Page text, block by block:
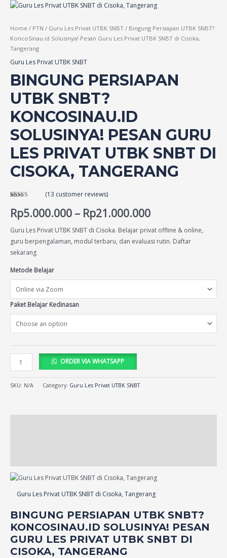
Home / PTN / Guru Les Privat UTBK SNBT / Bingung Persiapan UTBK SNBT?
KoncoSinau.id Solusinya! Pesan Guru Les Privat UTBK SNBT di Cisoka,
Tangerang
Guru Les Privat UTBK SNBT
BINGUNG PERSIAPAN
UTBK SNBT?
KONCOSINAU.ID
SOLUSINYA! PESAN GURU
LES PRIVAT UTBK SNBT DI
CISOKA, TANGERANG
out of 5
based on
customer
ratings
(13 customer reviews)
Rp5.000.000 – Rp21.000.000
Guru Les Privat UTBK SNBT di Cisoka. Belajar privat offline & online,
guru berpengalaman, modul terbaru, dan evaluasi rutin. Daftar
sekarang
Metode Belajar
Paket Belajar Kedinasan
ORDER VIA WHATSAPP
SKU: N/A Category: Guru Les Privat UTBK SNBT
Guru Les Privat UTBK SNBT di Cisoka, Tangerang
BINGUNG PERSIAPAN UTBK SNBT?
KONCOSINAU.ID SOLUSINYA! PESAN
GURU LES PRIVAT UTBK SNBT DI
CISOKA, TANGERANG